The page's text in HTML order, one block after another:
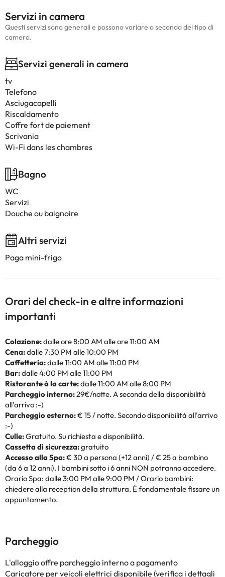
Servizi in camera
Questi servizi sono generali e possono variare a seconda del tipo di
camera.
Servizi generali in camera
tv
Telefono
Asciugacapelli
Riscaldamento
Coffre fort de paiement
Scrivania
Wi-Fi dans les chambres
Bagno
WC
Servizi
Douche ou baignoire
Altri servizi
Paga mini-frigo
Orari del check-in e altre informazioni
importanti
Colazione:dalle ore 8:00 AM alle ore 11:00 AM
Cena:dalle 7:30 PM alle 10:00 PM
Caffetteria:dalle 11:00 AM alle 11:00 PM
Bar:dalle 4:00 PM alle 11:00 PM
Ristorante à la carte:dalle 11:00 AM alle 8:00 PM
Parcheggio interno:29€/notte. A seconda della disponibilità
all'arrivo :-)
Parcheggio esterno:€ 15 / notte. Secondo disponibilità all'arrivo
:-)
Culle:Gratuito. Su richiesta e disponibilità.
Cassetta di sicurezza:gratuito
Accesso alla Spa:€ 30 a persona (+12 anni) / € 25 a bambino
(da 6 a 12 anni). I bambini sotto i 6 anni NON potranno accedere.
Orario Spa: dalle 3:00 PM alle 9:00 PM / Orario bambini:
chiedere alla reception della struttura. È fondamentale fissare un
appuntamento.
Parcheggio
L'alloggio offre parcheggio interno a pagamento
Caricatore per veicoli elettrici disponibile (verifica i dettagli